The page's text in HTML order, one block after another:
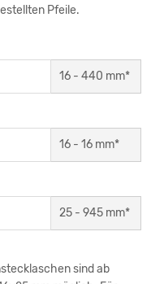
Pfeile.
16 -440 mm*
16 -16 mm*
25 -945 mm*
sind ab